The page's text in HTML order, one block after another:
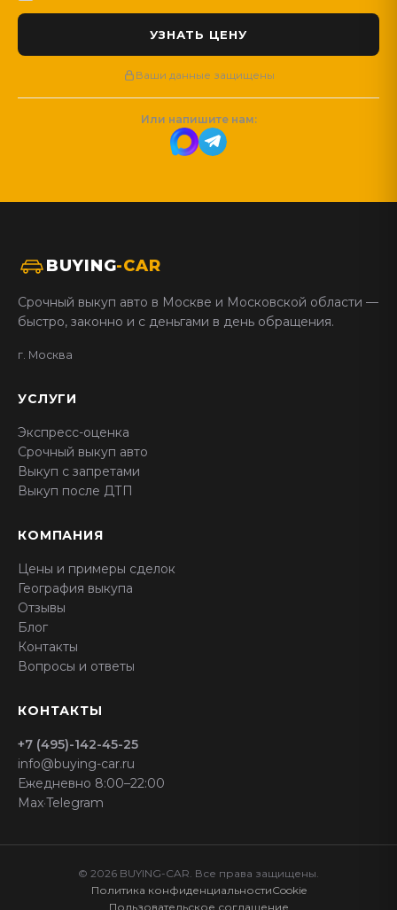
Ваши данные защищены
Или напишите нам:
BUYING-CAR
Срочный выкуп авто в Москве и Московской области —
быстро, законно и с деньгами в день обращения.
г. Москва
УСЛУГИ
Экспресс-оценка
Срочный выкуп авто
Выкуп с запретами
Выкуп после ДТП
КОМПАНИЯ
Цены и примеры сделок
География выкупа
Отзывы
Блог
Контакты
Вопросы и ответы
КОНТАКТЫ
+7 (495)-142-45-25
info@buying-car.ru
Ежедневно 8:00–22:00
Max·Telegram
© 2026 BUYING-CAR. Все права защищены.
Политика конфиденциальностиCookie
Пользовательское соглашение